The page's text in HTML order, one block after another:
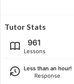
Tutor Stats
961
Lessons
Less than an hour!
Response